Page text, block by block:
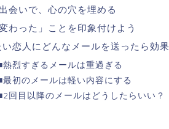
会いで、心の穴を埋める
わった」ことを印象付けよう
恋人にどんなメールを送ったら効
熱烈すぎるメールは重過ぎる
最初のメールは軽い内容にする
回目以降のメールはどうしたらいい？